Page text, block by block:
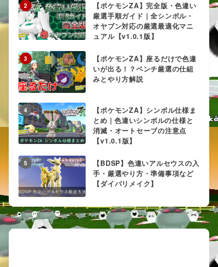
2
【ポケモンZA】完全版・色違い
厳選手順ガイド｜全シンボル・
オヤブン対応の厳選最適化マニ
ュアル【v1.0.1版】
3
【ポケモンZA】座るだけで色違
いが出る！？ベンチ厳選の仕組
みとやり方解説
4
【ポケモンZA】シンボル仕様ま
とめ | 色違いシンボルの仕様と
消滅・オートセーブの注意点
【v1.0.1版】
5
【BDSP】色違いアルセウスの入
手・厳選やり方・準備事項など
【ダイパリメイク】